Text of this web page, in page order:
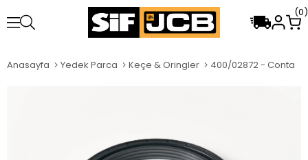
0
Anasayfa Yedek Parca Keçe & Oringler 400/02872 - Conta